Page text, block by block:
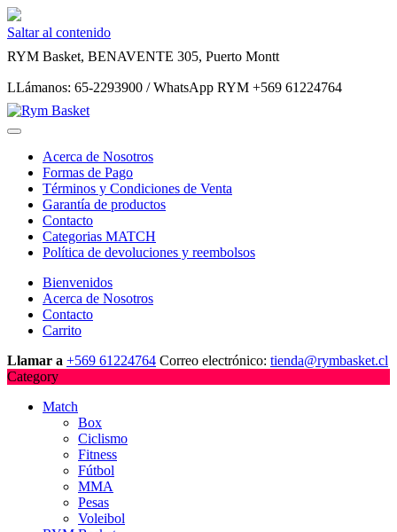
Saltar al contenido
RYM Basket, BENAVENTE 305, Puerto Montt
LLámanos: 65-2293900 / WhatsApp RYM +569 61224764
Acerca de Nosotros
Formas de Pago
Términos y Condiciones de Venta
Garantía de productos
Contacto
Categorias MATCH
Política de devoluciones y reembolsos
Bienvenidos
Acerca de Nosotros
Contacto
Carrito
Llamar a +569 61224764 Correo electrónico: tienda@rymbasket.cl
Category
Match
Box
Ciclismo
Fitness
Fútbol
MMA
Pesas
Voleibol